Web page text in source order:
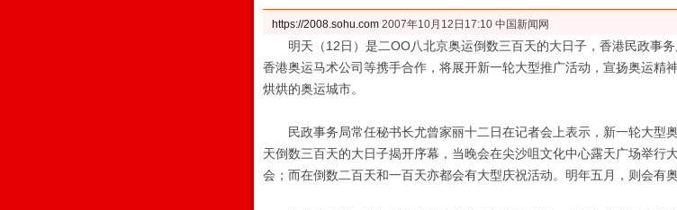
https://2008.sohu.com 2007年10月12日17:10 中国新闻网
明天（12日）是二OO八北京奥运倒数三百天的大日子，香港民政事务
香港奥运马术公司等携手合作，将展开新一轮大型推广活动，宣扬奥运精
烘烘的奥运城市。
民政事务局常任秘书长尤曾家丽十二日在记者会上表示，新一轮大型
天倒数三百天的大日子揭开序幕，当晚会在尖沙咀文化中心露天广场举行
会；而在倒数二百天和一百天亦都会有大型庆祝活动。 明年五月，则会有